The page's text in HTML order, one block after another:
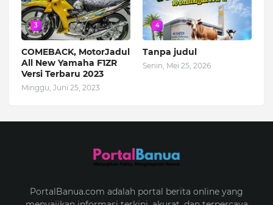
3
COMEBACK, MotorJadul
All New Yamaha F1ZR
Versi Terbaru 2023
Minggu, Juni 25, 2023
4
Tanpa judul
Senin, Mei 25, 2026
PortalBanua.com adalah portal berita online yang